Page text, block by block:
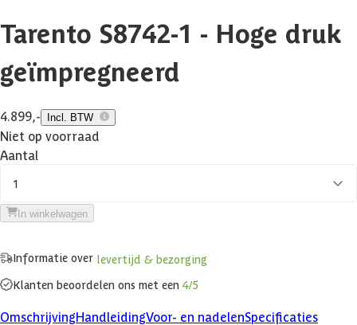
Tarento S8742-1 - Hoge druk
geïmpregneerd
4.899,- Incl. BTW
Niet op voorraad
Aantal
1
In winkelwagen
Informatie over levertijd & bezorging
Klanten beoordelen ons met een 4/5
OmschrijvingHandleidingVoor- en nadelenSpecificaties